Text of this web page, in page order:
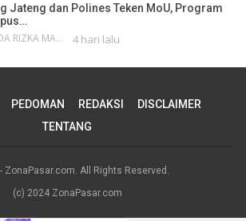
Jateng dan Polines Teken MoU, Program
NANDA RIZKA MAHENDRA 4 hari lalu
PEDOMAN REDAKSI
DISCLAIMER
TENTANG
ZonaPasar.com. All Rights Reserved.
(c) 2024 ZonaPasar.com